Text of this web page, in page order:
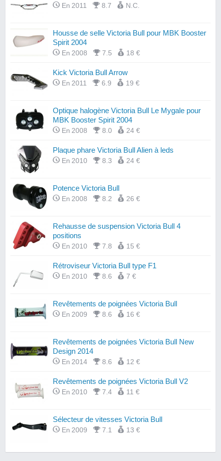
En 2011 8.7 N.C.
Housse de selle Victoria Bull pour MBK Booster
Spirit 2004
En 2008 7.5 18 €
Kick Victoria Bull Arrow
En 2011 6.9 19 €
Optique halogène Victoria Bull Le Mygale pour
MBK Booster Spirit 2004
En 2008 8.0 24 €
Plaque phare Victoria Bull Alien à leds
En 2010 8.3 24 €
Potence Victoria Bull
En 2008 8.2 26 €
Rehausse de suspension Victoria Bull 4
positions
En 2010 7.8 15 €
Rétroviseur Victoria Bull type F1
En 2010 8.6 7 €
Revêtements de poignées Victoria Bull
En 2009 8.6 16 €
Revêtements de poignées Victoria Bull New
Design 2014
En 2014 8.6 12 €
Revêtements de poignées Victoria Bull V2
En 2010 7.4 11 €
Sélecteur de vitesses Victoria Bull
En 2009 7.1 13 €